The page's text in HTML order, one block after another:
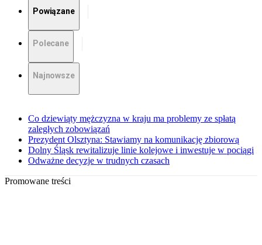
Powiązane
Polecane
Najnowsze
Co dziewiąty mężczyzna w kraju ma problemy ze spłatą
zaległych zobowiązań
Prezydent Olsztyna: Stawiamy na komunikację zbiorową
Dolny Śląsk rewitalizuje linie kolejowe i inwestuje w pociągi
Odważne decyzje w trudnych czasach
Promowane treści